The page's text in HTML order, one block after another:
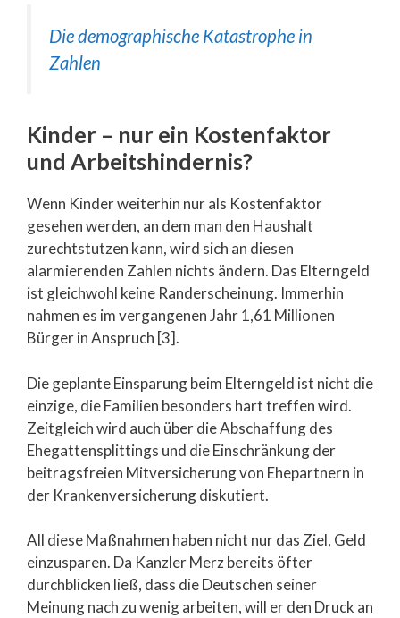
Die demographische Katastrophe in
Zahlen
Kinder – nur ein Kostenfaktor
und Arbeitshindernis?
Wenn Kinder weiterhin nur als Kostenfaktor
gesehen werden, an dem man den Haushalt
zurechtstutzen kann, wird sich an diesen
alarmierenden Zahlen nichts ändern. Das Elterngeld
ist gleichwohl keine Randerscheinung. Immerhin
nahmen es im vergangenen Jahr 1,61 Millionen
Bürger in Anspruch [3].
Die geplante Einsparung beim Elterngeld ist nicht die
einzige, die Familien besonders hart treffen wird.
Zeitgleich wird auch über die Abschaffung des
Ehegattensplittings und die Einschränkung der
beitragsfreien Mitversicherung von Ehepartnern in
der Krankenversicherung diskutiert.
All diese Maßnahmen haben nicht nur das Ziel, Geld
einzusparen. Da Kanzler Merz bereits öfter
durchblicken ließ, dass die Deutschen seiner
Meinung nach zu wenig arbeiten, will er den Druck an